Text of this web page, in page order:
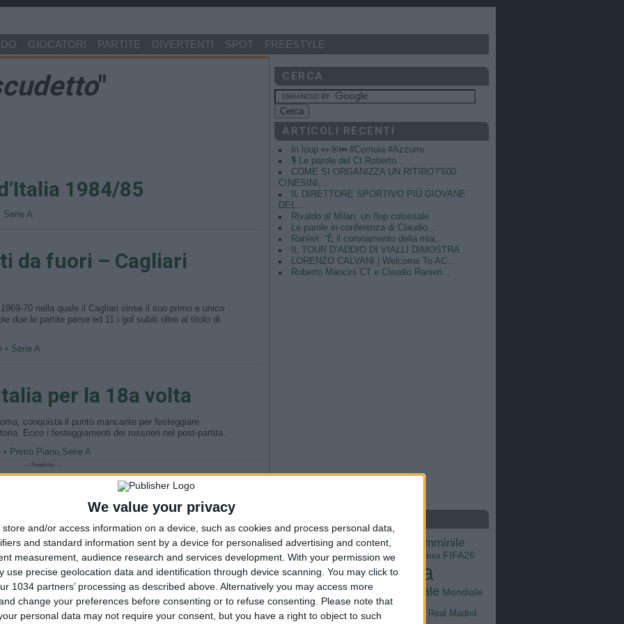
We value your privacy
store and/or access information on a device, such as cookies and process personal data,
and standard information sent by a device for personalised advertising and content,
measurement, audience research and services development. With your permission we
use precise geolocation data and identification through device scanning. You may click to
1034 partners’ processing as described above. Alternatively you may access more
change your preferences before consenting or to refuse consenting.
Please note that
personal data may not require your consent, but you have a right to object to such
GIOCATORI PARTITE DIVERTENTI SPOT FREESTYLE
"
1984/85
Serie A
da fuori – Cagliari
70 nella quale il Cagliari vinse il suo primo e unico
due le partite perse ed 11 i gol subiti oltre al titolo di
• Serie A
per la 18a volta
conquista il punto mancante per festeggiare
Ecco i festeggiamenti dei rossneri nel post-partita.
Primo Piano Serie A
--- Pubblicità ---
CERCA
ARTICOLI RECENTI
In loop 👀🎯⏮️ #Cernoia #Azzurre
🎙️ Le parole del Ct Roberto...
COME SI ORGANIZZA UN RITIRO?”600
CINESINI,...
IL DIRETTORE SPORTIVO PIÙ GIOVANE
DEL...
Rivaldo al Milan: un flop colossale
Le parole in conferenza di Claudio...
Ranieri: “È il coronamento della mia...
IL TOUR D’ADDIO DI VIALLI DIMOSTRA...
LORENZO CALVANI | Welcome To AC...
Roberto Mancini CT e Claudio Ranieri...
Argentina Barcellona Brasile calcio femminile
Champions Champions League Chelsea FIFA26
Fiorentina Goals InterItalia
Juventus Lazio Milan Mondiale Mondiale
2026 Napoli Nazionale Real Madrid